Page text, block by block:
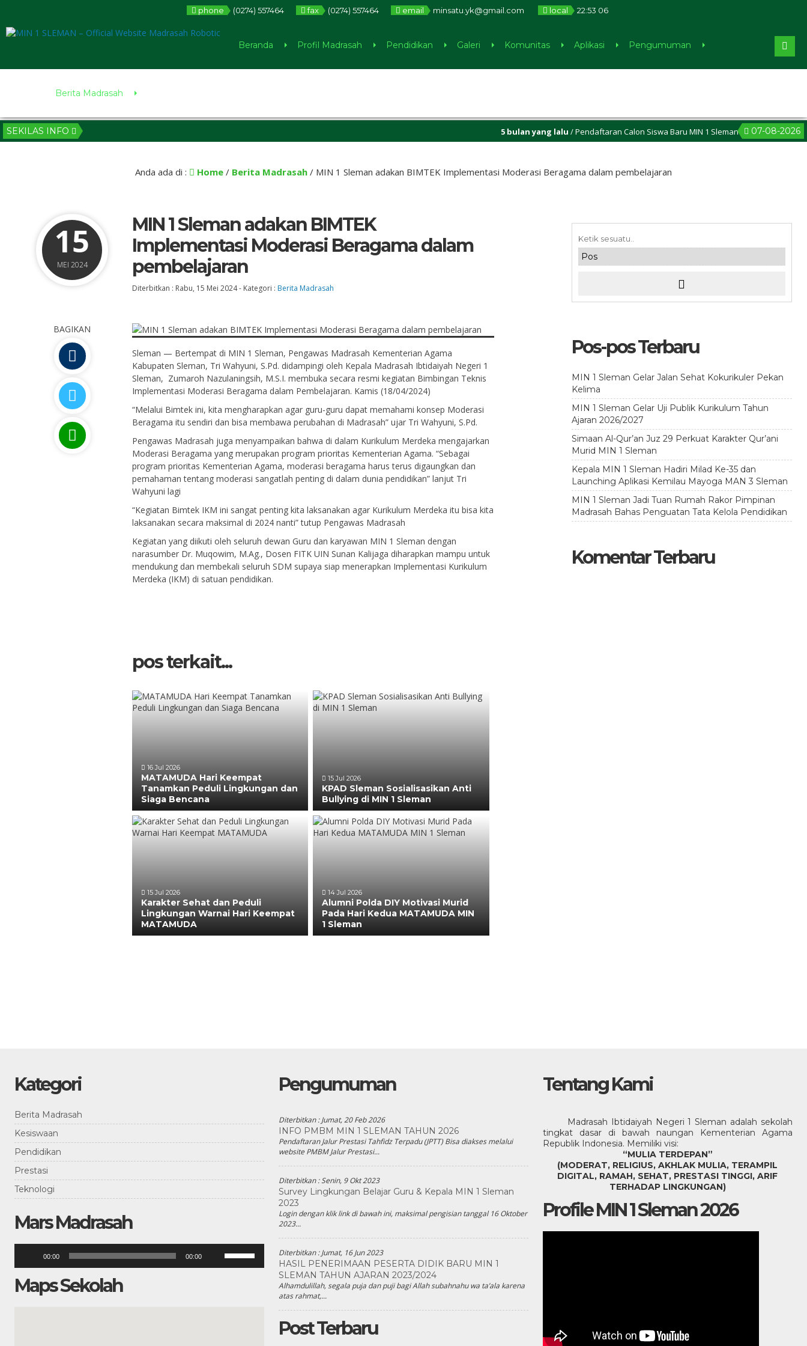
phone (0274) 557464 fax (0274) 557464 email minsatu.yk@gmail.com local 22:53 07
Beranda Profil Madrasah Pendidikan Galeri Komunitas Aplikasi Pengumuman
Berita Madrasah
SEKILAS INFO 07-08-2026
5 bulan yang lalu/ Pendaftaran Calon Siswa Baru MIN 1 Sleman sudah dibuka, cek di
Anda ada di : Home / Berita Madrasah / MIN 1 Sleman adakan BIMTEK Implementasi Moderasi Beragama dalam pembelajaran
15
MEI 2024
MIN 1 Sleman adakan BIMTEK
Implementasi Moderasi Beragama dalam
pembelajaran
Diterbitkan : Rabu, 15 Mei 2024- Kategori : Berita Madrasah
BAGIKAN
Sleman — Bertempat di MIN 1 Sleman, Pengawas Madrasah Kementerian Agama
Kabupaten Sleman, Tri Wahyuni, S.Pd. didampingi oleh Kepala Madrasah Ibtidaiyah Negeri 1
Sleman, Zumaroh Nazulaningsih, M.S.I. membuka secara resmi kegiatan Bimbingan Teknis
Implementasi Moderasi Beragama dalam Pembelajaran. Kamis (18/04/2024)
“Melalui Bimtek ini, kita mengharapkan agar guru-guru dapat memahami konsep Moderasi
Beragama itu sendiri dan bisa membawa perubahan di Madrasah” ujar Tri Wahyuni, S.Pd.
Pengawas Madrasah juga menyampaikan bahwa di dalam Kurikulum Merdeka mengajarkan
Moderasi Beragama yang merupakan program prioritas Kementerian Agama. “Sebagai
program prioritas Kementerian Agama, moderasi beragama harus terus digaungkan dan
pemahaman tentang moderasi sangatlah penting di dalam dunia pendidikan” lanjut Tri
Wahyuni lagi
“Kegiatan Bimtek IKM ini sangat penting kita laksanakan agar Kurikulum Merdeka itu bisa kita
laksanakan secara maksimal di 2024 nanti” tutup Pengawas Madrasah
Kegiatan yang diikuti oleh seluruh dewan Guru dan karyawan MIN 1 Sleman dengan
narasumber Dr. Muqowim, M.Ag., Dosen FITK UIN Sunan Kalijaga diharapkan mampu untuk
mendukung dan membekali seluruh SDM supaya siap menerapkan Implementasi Kurikulum
Merdeka (IKM) di satuan pendidikan.
pos terkait...
16 Jul 2026
MATAMUDA Hari Keempat
Tanamkan Peduli Lingkungan dan
Siaga Bencana
15 Jul 2026
KPAD Sleman Sosialisasikan Anti
Bullying di MIN 1 Sleman
15 Jul 2026
Karakter Sehat dan Peduli
Lingkungan Warnai Hari Keempat
MATAMUDA
14 Jul 2026
Alumni Polda DIY Motivasi Murid
Pada Hari Kedua MATAMUDA MIN
1 Sleman
Pos-pos Terbaru
MIN 1 Sleman Gelar Jalan Sehat Kokurikuler Pekan
Kelima
MIN 1 Sleman Gelar Uji Publik Kurikulum Tahun
Ajaran 2026/2027
Simaan Al-Qur’an Juz 29 Perkuat Karakter Qur’ani
Murid MIN 1 Sleman
Kepala MIN 1 Sleman Hadiri Milad Ke-35 dan
Launching Aplikasi Kemilau Mayoga MAN 3 Sleman
MIN 1 Sleman Jadi Tuan Rumah Rakor Pimpinan
Madrasah Bahas Penguatan Tata Kelola Pendidikan
Komentar Terbaru
Kategori
Berita Madrasah
Kesiswaan
Pendidikan
Prestasi
Teknologi
Mars Madrasah
00:00 00:00
Anak
Panah
Maps Sekolah
Pengumuman
Diterbitkan :Jumat, 20 Feb 2026
INFO PMBM MIN 1 SLEMAN TAHUN 2026
Pendaftaran Jalur Prestasi Tahfidz Terpadu (JPTT) Bisa diakses melalui
website PMBM Jalur Prestasi...
Diterbitkan :Senin, 9 Okt 2023
Survey Lingkungan Belajar Guru & Kepala MIN 1 Sleman
2023
Login dengan klik link di bawah ini, maksimal pengisian tanggal 16 Oktober
2023...
Diterbitkan :Jumat, 16 Jun 2023
HASIL PENERIMAAN PESERTA DIDIK BARU MIN 1
SLEMAN TAHUN AJARAN 2023/2024
Alhamdulillah, segala puja dan puji bagi Allah subahnahu wa ta’ala karena
atas rahmat,...
Post Terbaru
Tentang Kami
Madrasah Ibtidaiyah Negeri 1 Sleman adalah sekolah
tingkat dasar di bawah naungan Kementerian Agama
Republik Indonesia. Memiliki visi:
“MULIA TERDEPAN”
(MODERAT, RELIGIUS, AKHLAK MULIA, TERAMPIL
DIGITAL, RAMAH, SEHAT, PRESTASI TINGGI, ARIF
TERHADAP LINGKUNGAN)
Profile MIN 1 Sleman 2026